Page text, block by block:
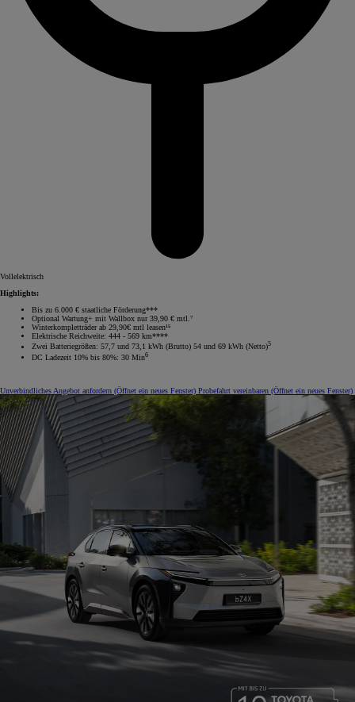
Vollelektrisch
Highlights:
Bis zu 6.000 € staatliche Förderung***
Optional Wartung+ mit Wallbox nur 39,90 € mtl.⁷
Winterkompletträder ab 29,90€ mtl leasen¹⁵
Elektrische Reichweite: 444 - 569 km****
Zwei Batteriegrößen: 57,7 und 73,1 kWh (Brutto) 54 und 69 kWh (Netto)5
DC Ladezeit 10% bis 80%: 30 Min6
Unverbindliches Angebot anfordern (Öffnet ein neues Fenster) Probefahrt vereinbaren (Öffnet ein neues Fenster)